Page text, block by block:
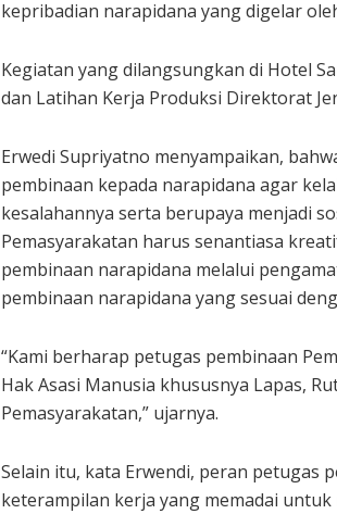
kepribadian narapidana yang digelar
Kegiatan yang dilangsungkan di Hotel
dan Latihan Kerja Produksi Direktorat
Erwedi Supriyatno menyampaikan,
pembinaan kepada narapidana agar
kesalahannya serta berupaya menjadi
Pemasyarakatan harus senantiasa
pembinaan narapidana melalui
pembinaan narapidana yang sesuai
“Kami berharap petugas pembinaan
Hak Asasi Manusia khususnya Lapas,
Pemasyarakatan,” ujarnya.
Selain itu, kata Erwendi, peran petugas
keterampilan kerja yang memadai